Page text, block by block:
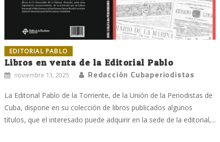
EDITORIAL PABLO
Libros en venta de la Editorial Pablo
noviembre 13, 2025 Redacción Cubaperiodistas
La Editorial Pablo de la Torriente, de la Unión de la Periodistas de
Cuba, dispone en su colección de libros publicados algunos
títulos, que el interesado puede adquirir en la sede de la editorial,...